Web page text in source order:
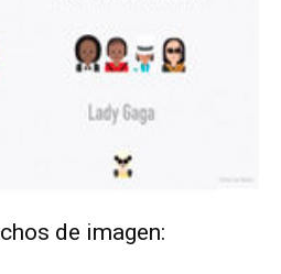
de imagen: